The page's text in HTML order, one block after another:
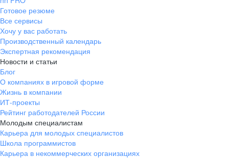
Готовое резюме
Все сервисы
Хочу у вас работать
Производственный календарь
Экспертная рекомендация
Новости и статьи
Блог
О компаниях в игровой форме
Жизнь в компании
ИТ-проекты
Рейтинг работодателей России
Молодым специалистам
Карьера для молодых специалистов
Школа программистов
Карьера в некоммерческих организациях